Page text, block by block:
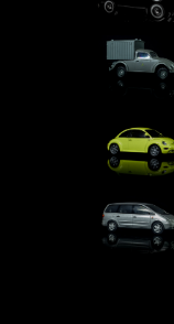
Volkswa...
Volkswa...